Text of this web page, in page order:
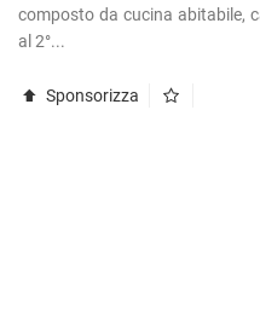
composto da cucina abitabile,
al 2°...
Sponsorizza